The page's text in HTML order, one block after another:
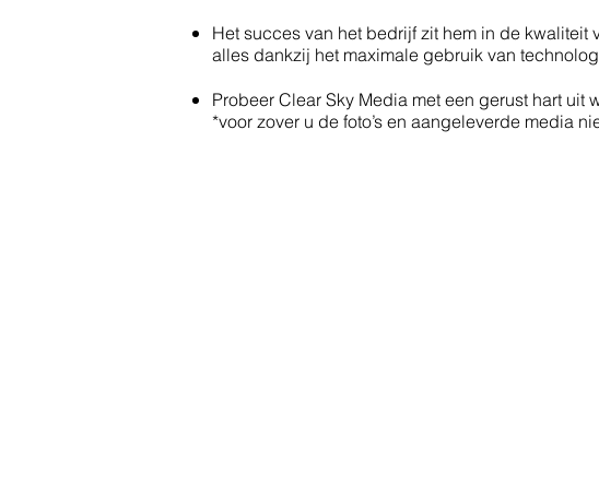
Het succes van het bedrijf zit hem in de kwaliteit
alles dankzij het maximale gebruik van
Probeer Clear Sky Media met een gerust hart uit
*voor zover u de foto’s en aangeleverde media